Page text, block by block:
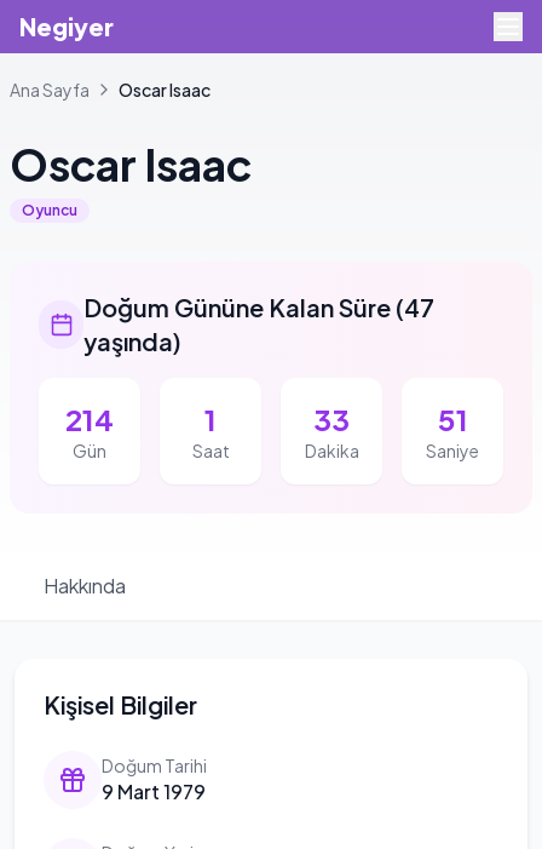
Negiyer
Ana Sayfa OscarIsaac
Oscar Isaac
Oyuncu
Doğum Gününe Kalan Süre (47
yaşında)
214
Gün
1
Saat
33
Dakika
51
Saniye
Hakkında
Kişisel Bilgiler
Doğum Tarihi
9 Mart 1979